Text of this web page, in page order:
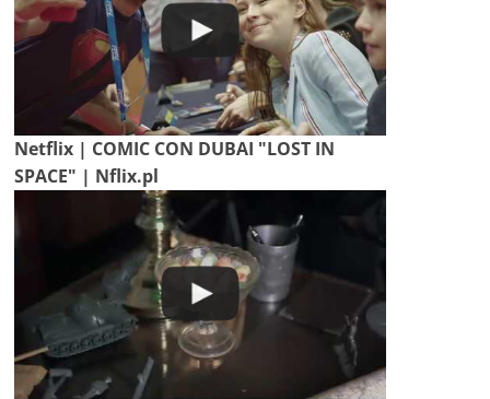
Netflix | COMIC CON DUBAI "LOST IN
SPACE" | Nflix.pl